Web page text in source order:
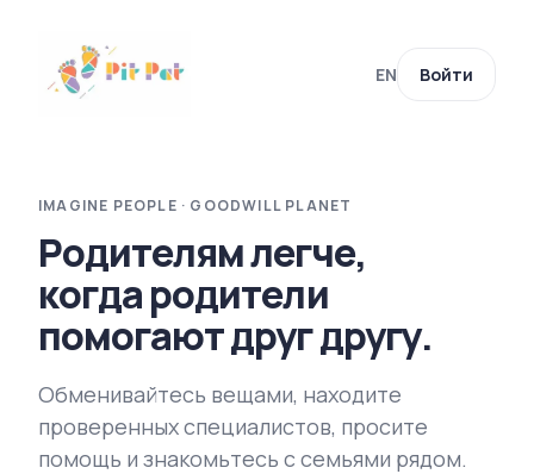
EN Войти
IMAGINE PEOPLE · GOODWILL PLANET
Родителям легче,
когда родители
помогают друг другу.
Обменивайтесь вещами, находите
проверенных специалистов, просите
помощь и знакомьтесь с семьями рядом.